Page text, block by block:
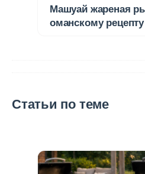
Машуай жареная
оманскому рецепту
Статьи по теме